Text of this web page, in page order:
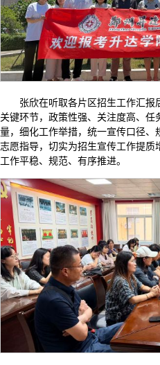
张欣在听取各片区招生工作汇报
关键环节，政策性强、关注度高、
量，细化工作举措，统一宣传口径
志愿指导，切实为招生宣传工作提
工作平稳、规范、有序推进。